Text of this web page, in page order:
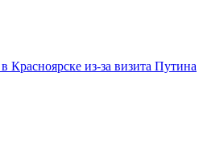
из-за визита Путина